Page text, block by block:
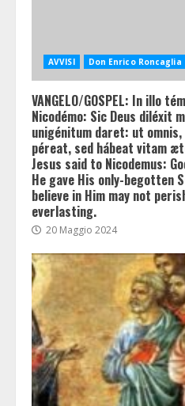
AVVISI Don Enrico Roncaglia
VANGELO/GOSPEL: In illo
Nicodémo: Sic Deus diléxit
unigénitum daret: ut
péreat, sed hábeat vitam
Jesus said to Nicodemus:
He gave His only-begotten
believe in Him may not
everlasting.
20 Maggio 2024